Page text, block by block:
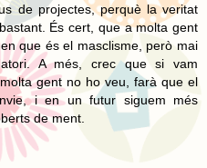
de projectes, perquè la veritat
És cert, que a molta gent
que és el masclisme, però mai
A més, crec que si vam
gent no ho veu, farà que el
i en un futur siguem més
de ment.